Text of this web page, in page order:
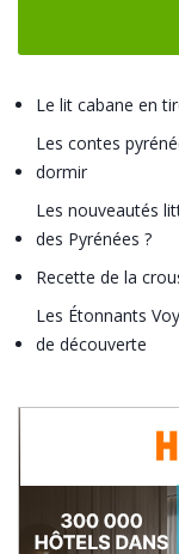
Le lit cabane en
Les contes
dormir
Les nouveautés
des Pyrénées ?
Recette de la
Les Étonnants
de découverte